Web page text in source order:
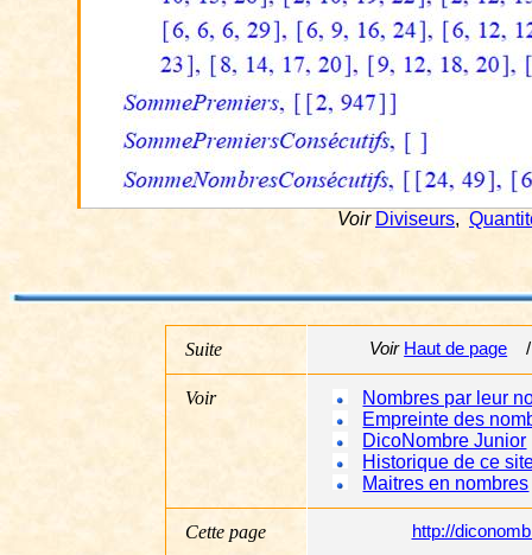
Voir Diviseurs,
Suite Voir Haut de page /
Voir
Nombres par leur
Empreinte des
DicoNombre Junior
Historique de ce
Maitres en nombres
Cette page http://